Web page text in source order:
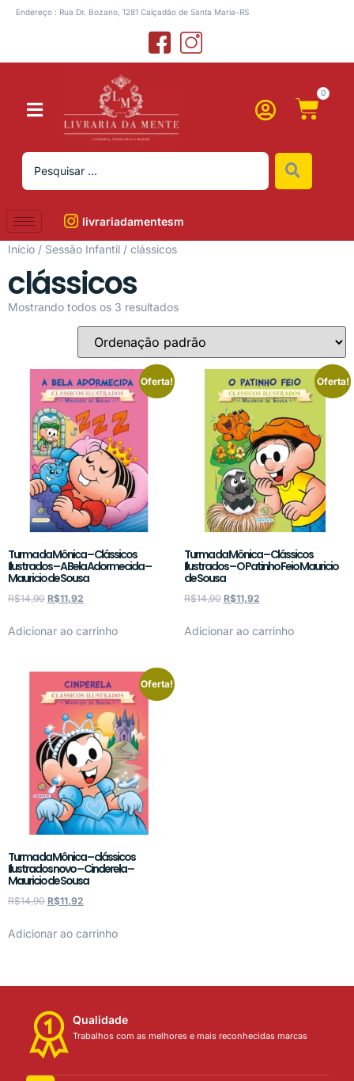
Endereço : Rua Dr. Bozano, 1281 Calçadão de Santa Maria-RS
0
livrariadamentesm
Início / Sessão Infantil / clássicos
clássicos
Mostrando todos os 3 resultados
Oferta!
Turma da Mônica – Clássicos
Ilustrados – A Bela Adormecida –
Mauricio de Sousa
R$14,90 R$11,92
Adicionar ao carrinho
Oferta!
Turma da Mônica – Clássicos
Ilustrados – O Patinho Feio Mauricio
de Sousa
R$14,90 R$11,92
Adicionar ao carrinho
Oferta!
Turma da Mônica – clássicos
Ilustrados novo – Cinderela –
Mauricio de Sousa
R$14,90 R$11,92
Adicionar ao carrinho
Qualidade
Trabalhos com as melhores e mais reconhecidas marcas